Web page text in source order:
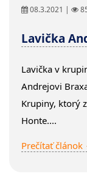
08.3.2021 |
Lavička
Lavička v
Andrejovi
Krupiny, ktorý
Honte....
Prečítať článok